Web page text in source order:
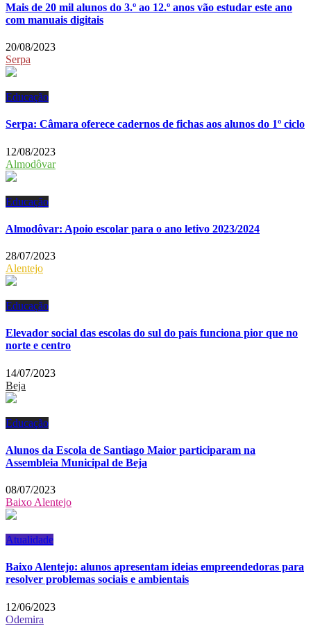
Mais de 20 mil alunos do 3.º ao 12.º anos vão estudar este ano
com manuais digitais
20/08/2023
Serpa
Educação
Serpa: Câmara oferece cadernos de fichas aos alunos do 1º ciclo
12/08/2023
Almodôvar
Educação
Almodôvar: Apoio escolar para o ano letivo 2023/2024
28/07/2023
Alentejo
Educação
Elevador social das escolas do sul do país funciona pior que no
norte e centro
14/07/2023
Beja
Educação
Alunos da Escola de Santiago Maior participaram na
Assembleia Municipal de Beja
08/07/2023
Baixo Alentejo
Atualidade
Baixo Alentejo: alunos apresentam ideias empreendedoras para
resolver problemas sociais e ambientais
12/06/2023
Odemira